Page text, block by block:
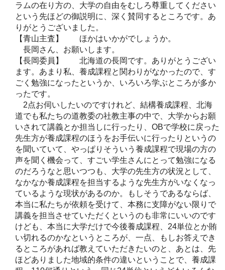
ラムの在り方の、大学の自由をむしろ尊重してください
という先ほどの御説明に、深く賛同するところです。あ
りがとうございました。
【青山主査】 ほかはいかがでしょうか。
長岡さん、お願いします。
【長岡委員】 北海道の長岡です。ありがとうござい
ます。あまり私、養成課程と関わりがなかったので、す
ごく勉強になったというか、いろいろ学ぶところが多か
ったです。
2点お伺いしたいのですけれど、結構養成課程、北海
道でも私たちの道教委の社教主事の中で、大学からお願
いされて講義とか担当しに行ったり、OBで学校に戻った
先生方が養成課程のほうをお手伝いに行ったりというの
を聞いていて、やっぱりそういう養成課程で現場の方の
声を聞く機会って、すごい学生さんにとって勉強になる
のだろうなと思いつつも、大学の先生方の状況として、
なかなか養成課程を担当するような先生方がいなくなっ
ているような現状があるのか。もしそうであるならば、
本当に私たちが依頼を受けて、本務に支障がない限りで
講義を担当させていただくというのも非常にいいのです
けども、本当に大学だけで今後養成課程、24単位とか賄
い切れるのかなというところが、一点、もしお答えでき
るところがあれば教えていただきたいのと、あとは、先
ほどありました地域的条件の違いということで、養成課